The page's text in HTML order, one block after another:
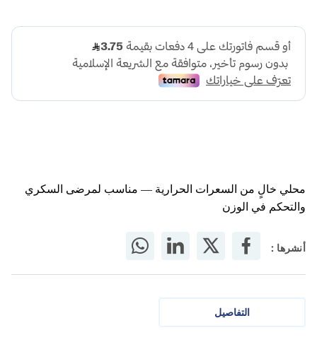
محلي خالٍ من السعرات الحرارية — مناسب لمرضى السكري
والتحكم في الوزن
أنشرها :
التفاصيل